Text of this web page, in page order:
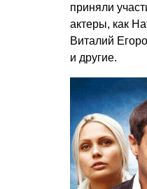
приняли
актеры, как
Виталий
и другие.